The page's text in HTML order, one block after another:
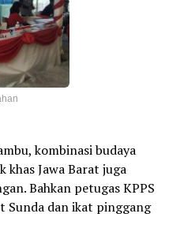
kombinasi budaya
Jawa Barat juga
Bahkan petugas KPPS
Sunda dan ikat pinggang